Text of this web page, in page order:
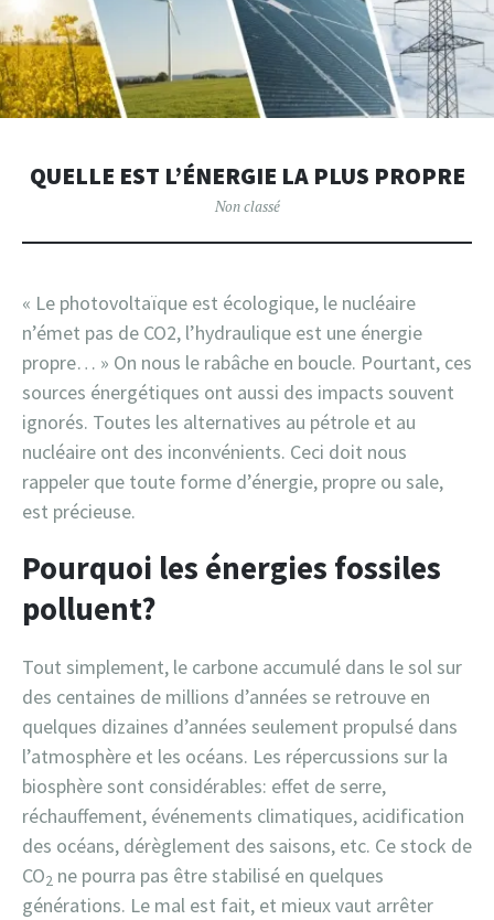
QUELLE EST L’ÉNERGIE LA PLUS PROPRE
Non classé
« Le photovoltaïque est écologique, le nucléaire
n’émet pas de CO2, l’hydraulique est une énergie
propre… » On nous le rabâche en boucle. Pourtant, ces
sources énergétiques ont aussi des impacts souvent
ignorés. Toutes les alternatives au pétrole et au
nucléaire ont des inconvénients. Ceci doit nous
rappeler que toute forme d’énergie, propre ou sale,
est précieuse.
Pourquoi les énergies fossiles
polluent?
Tout simplement, le carbone accumulé dans le sol sur
des centaines de millions d’années se retrouve en
quelques dizaines d’années seulement propulsé dans
l’atmosphère et les océans. Les répercussions sur la
biosphère sont considérables: effet de serre,
réchauffement, événements climatiques, acidification
des océans, dérèglement des saisons, etc. Ce stock de
CO2 ne pourra pas être stabilisé en quelques
générations. Le mal est fait, et mieux vaut arrêter